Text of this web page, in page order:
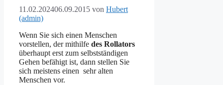
11.02.202406.09.2015 von Hubert
(admin)
Wenn Sie sich einen Menschen
vorstellen, der mithilfe des Rollators
überhaupt erst zum selbstständigen
Gehen befähigt ist, dann stellen Sie
sich meistens einen sehr alten
Menschen vor.